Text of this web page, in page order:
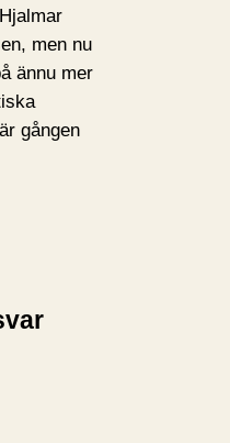
men nu
ännu mer
gången